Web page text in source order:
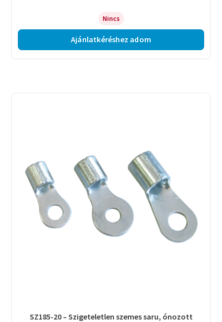
Nincs
Ajánlatkéréshez adom
SZ185-20 – Szigeteletlen szemes saru, ónozott